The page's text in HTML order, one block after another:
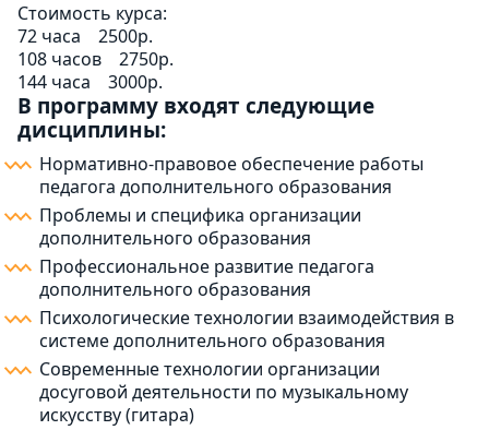
Стоимость курса:
72 часа
2500р.
108 часов
2750р.
144 часа
3000р.
В программу входят следующие
дисциплины:
Нормативно-правовое обеспечение работы
педагога дополнительного образования
Проблемы и специфика организации
дополнительного образования
Профессиональное развитие педагога
дополнительного образования
Психологические технологии взаимодействия в
системе дополнительного образования
Современные технологии организации
досуговой деятельности по музыкальному
искусству (гитара)